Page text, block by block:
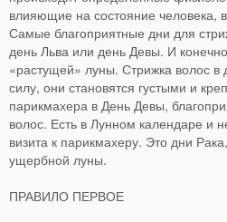
влияющие на состояние человека,
Самые благоприятные дни для
день Льва или день Девы. И
«растущей» луны. Стрижка волос в
силу, они становятся густыми и
парикмахера в День Девы,
волос. Есть в Лунном календаре и
визита к парикмахеру. Это дни
ущербной луны.
ПРАВИЛО ПЕРВОЕ